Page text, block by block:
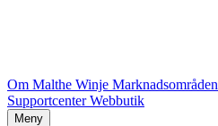
Om Malthe Winje Marknadsområden
SupportcenterWebbutik
Meny